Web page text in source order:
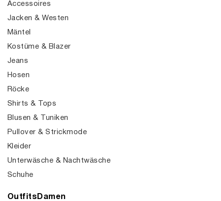
Accessoires
Jacken & Westen
Mäntel
Kostüme & Blazer
Jeans
Hosen
Röcke
Shirts & Tops
Blusen & Tuniken
Pullover & Strickmode
Kleider
Unterwäsche & Nachtwäsche
Schuhe
OutfitsDamen